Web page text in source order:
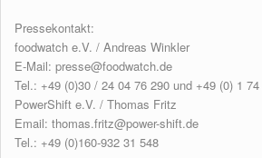
Pressekontakt:
foodwatch e.V. / Andreas Winkler
E-Mail: presse@foodwatch.de
Tel.: +49 (0)30 / 24 04 76 290 und +49 (0) 1
PowerShift e.V. / Thomas Fritz
Email: thomas.fritz@power-shift.de
Tel.: +49 (0)160-932 31 548